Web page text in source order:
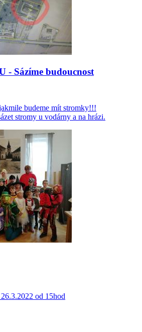
- Sázíme budoucnost
budeme mít stromky!!!
stromy u vodárny a na hrázi.
od 15hod